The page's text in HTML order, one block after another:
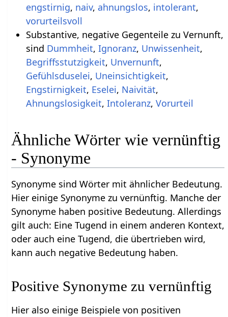
engstirnig, naiv, ahnungslos, intolerant,
vorurteilsvoll
Substantive, negative Gegenteile zu Vernunft,
sind Dummheit, Ignoranz, Unwissenheit,
Begriffsstutzigkeit, Unvernunft,
Gefühlsduselei, Uneinsichtigkeit,
Engstirnigkeit, Eselei, Naivität,
Ahnungslosigkeit, Intoleranz, Vorurteil
Ähnliche Wörter wie vernünftig
- Synonyme
Synonyme sind Wörter mit ähnlicher Bedeutung.
Hier einige Synonyme zu vernünftig. Manche der
Synonyme haben positive Bedeutung. Allerdings
gilt auch: Eine Tugend in einem anderen Kontext,
oder auch eine Tugend, die übertrieben wird,
kann auch negative Bedeutung haben.
Positive Synonyme zu vernünftig
Hier also einige Beispiele von positiven